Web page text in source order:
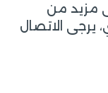
مزيد من
يرجى الاتصال